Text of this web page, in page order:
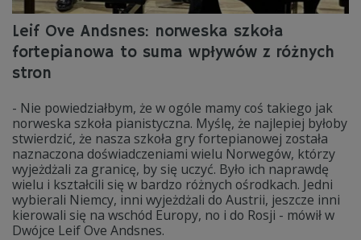
Leif Ove Andsnes: norweska szkoła
fortepianowa to suma wpływów z różnych
stron
- Nie powiedziałbym, że w ogóle mamy coś takiego jak
norweska szkoła pianistyczna. Myślę, że najlepiej byłoby
stwierdzić, że nasza szkoła gry fortepianowej została
naznaczona doświadczeniami wielu Norwegów, którzy
wyjeżdżali za granicę, by się uczyć. Było ich naprawdę
wielu i kształcili się w bardzo różnych ośrodkach. Jedni
wybierali Niemcy, inni wyjeżdżali do Austrii, jeszcze inni
kierowali się na wschód Europy, no i do Rosji - mówił w
Dwójce Leif Ove Andsnes.